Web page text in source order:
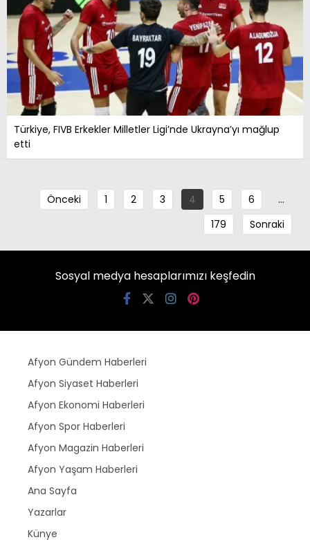
Türkiye, FIVB Erkekler Milletler Ligi’nde Ukrayna’yı mağlup
etti
Önceki 1 2 3 4 5 6
…
179
Sonraki
Sosyal medya hesaplarımızı keşfedin
Afyon Gündem Haberleri
Afyon Siyaset Haberleri
Afyon Ekonomi Haberleri
Afyon Spor Haberleri
Afyon Magazin Haberleri
Afyon Yaşam Haberleri
Ana Sayfa
Yazarlar
Künye